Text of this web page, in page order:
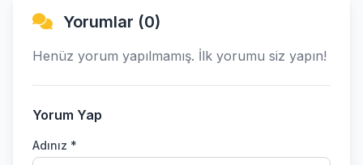
Yorumlar (0)
Henüz yorum yapılmamış. İlk yorumu siz yapın!
Yorum Yap
Adınız *